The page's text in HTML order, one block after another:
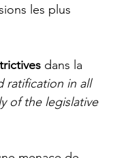
les plus
dans la
ratification in all
of the legislative